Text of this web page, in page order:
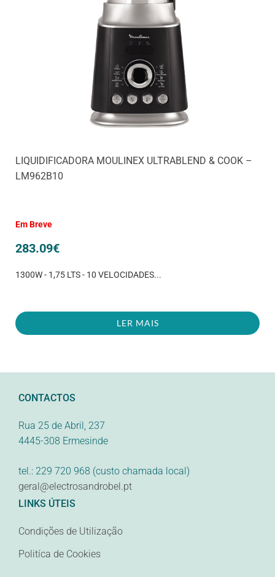
LIQUIDIFICADORA MOULINEX ULTRABLEND & COOK –
LM962B10
Em Breve
283.09€
1300W - 1,75 LTS - 10 VELOCIDADES...
LER MAIS
CONTACTOS
Rua 25 de Abril, 237
4445-308 Ermesinde
tel.: 229 720 968 (custo chamada local)
geral@electrosandrobel.pt
LINKS ÚTEIS
Condições de Utilização
Politíca de Cookies